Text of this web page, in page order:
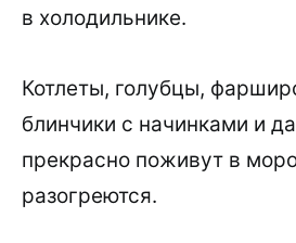
в холодильнике.
Котлеты, голубцы,
блинчики с начинками и
прекрасно поживут в
разогреются.